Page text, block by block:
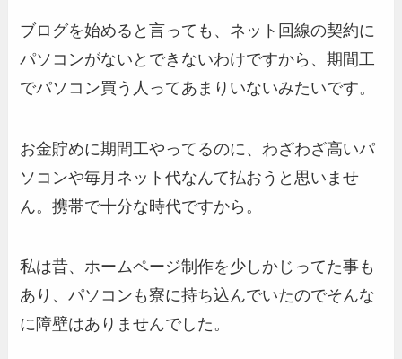
ブログを始めると言っても、ネット回線の契約に
パソコンがないとできないわけですから、期間工
でパソコン買う人ってあまりいないみたいです。
お金貯めに期間工やってるのに、わざわざ高いパ
ソコンや毎月ネット代なんて払おうと思いませ
ん。携帯で十分な時代ですから。
私は昔、ホームページ制作を少しかじってた事も
あり、パソコンも寮に持ち込んでいたのでそんな
に障壁はありませんでした。